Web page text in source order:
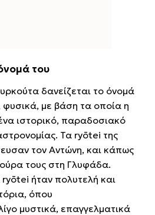
του
δανείζεται το όνομά
με βάση τα οποία η
ιστορικό, παραδοσιακό
Τα ryōtei της
τον Αντώνη, και κάπως
τους στη Γλυφάδα.
ryōtei ήταν πολυτελή και
όπου
μυστικά, επαγγελματικά